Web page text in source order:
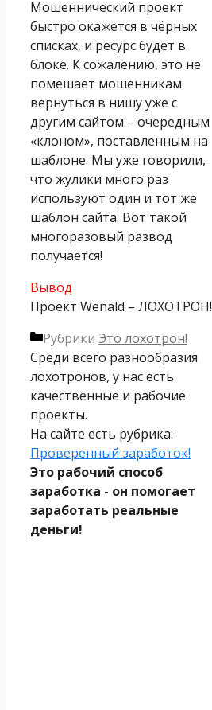
Мошеннический проект
быстро окажется в чёрных
списках, и ресурс будет в
блоке. К сожалению, это не
помешает мошенникам
вернуться в нишу уже с
другим сайтом – очередным
«клоном», поставленным на
шаблоне. Мы уже говорили,
что жулики много раз
используют один и тот же
шаблон сайта. Вот такой
многоразовый развод
получается!
Вывод
Проект Wenald – ЛОХОТРОН!
Рубрики Это лохотрон!
Среди всего разнообразия
лохотронов, у нас есть
качественные и рабочие
проекты.
На сайте есть рубрика:
Проверенный заработок!
Это рабочий способ
заработка - он помогает
заработать реальные
деньги!